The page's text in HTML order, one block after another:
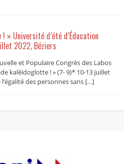
» Université d’été d’Éducation
2022, Béziers
et Populaire Congrès des Labos
kaléidoglotte ! » (7- 9)* 10-13 juillet
des personnes sans […]